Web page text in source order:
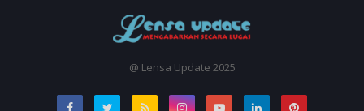
@ Lensa Update 2025